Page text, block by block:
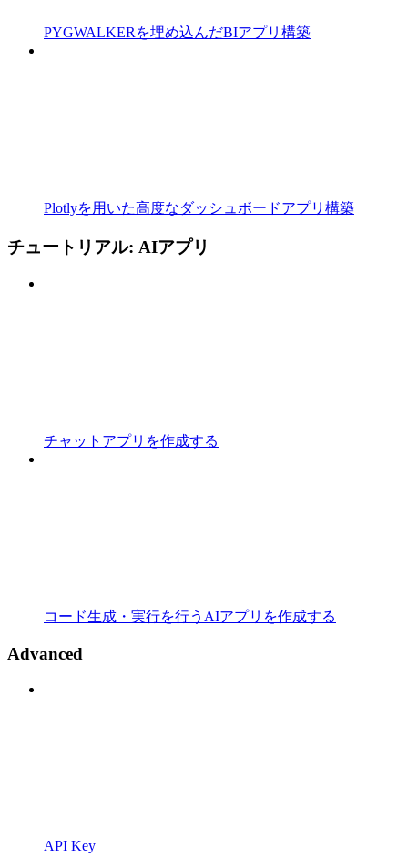
PYGWALKERを埋め込んだBIアプリ構築
Plotlyを用いた高度なダッシュボードアプリ構築
チュートリアル: AIアプリ
チャットアプリを作成する
コード生成・実行を行うAIアプリを作成する
Advanced
API Key